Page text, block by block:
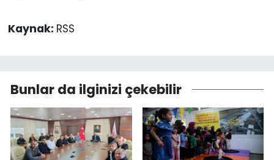
Kaynak: RSS
Bunlar da ilginizi çekebilir